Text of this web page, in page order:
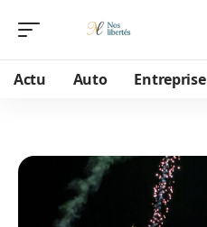
Actu Auto Entreprise